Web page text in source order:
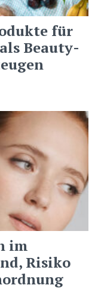
für
Beauty-
im
Risiko